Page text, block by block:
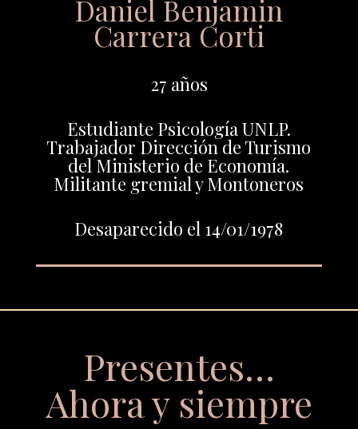
Daniel Benjamin
Carrera Corti
27 años
Estudiante Psicología UNLP.
Trabajador Dirección de Turismo
del Ministerio de Economía.
Militante gremial y Montoneros
Desaparecido el 14/01/1978
Presentes…
Ahora y siempre